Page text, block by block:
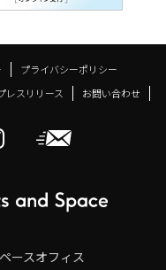
プライバシーポリシー
レスリリース お問い合わせ
ーアーツ
メールニ
ースオフィス